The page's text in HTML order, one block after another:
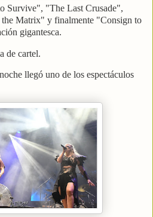
Survive", "The Last Crusade",
Matrix" y finalmente "Consign to
gigantesca.
de cartel.
llegó uno de los espectáculos